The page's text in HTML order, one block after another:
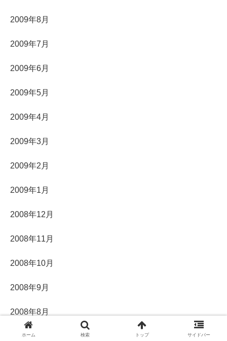
2009年8月
2009年7月
2009年6月
2009年5月
2009年4月
2009年3月
2009年2月
2009年1月
2008年12月
2008年11月
2008年10月
2008年9月
2008年8月
2008年7月
ホーム 検索 トップ サイドバー